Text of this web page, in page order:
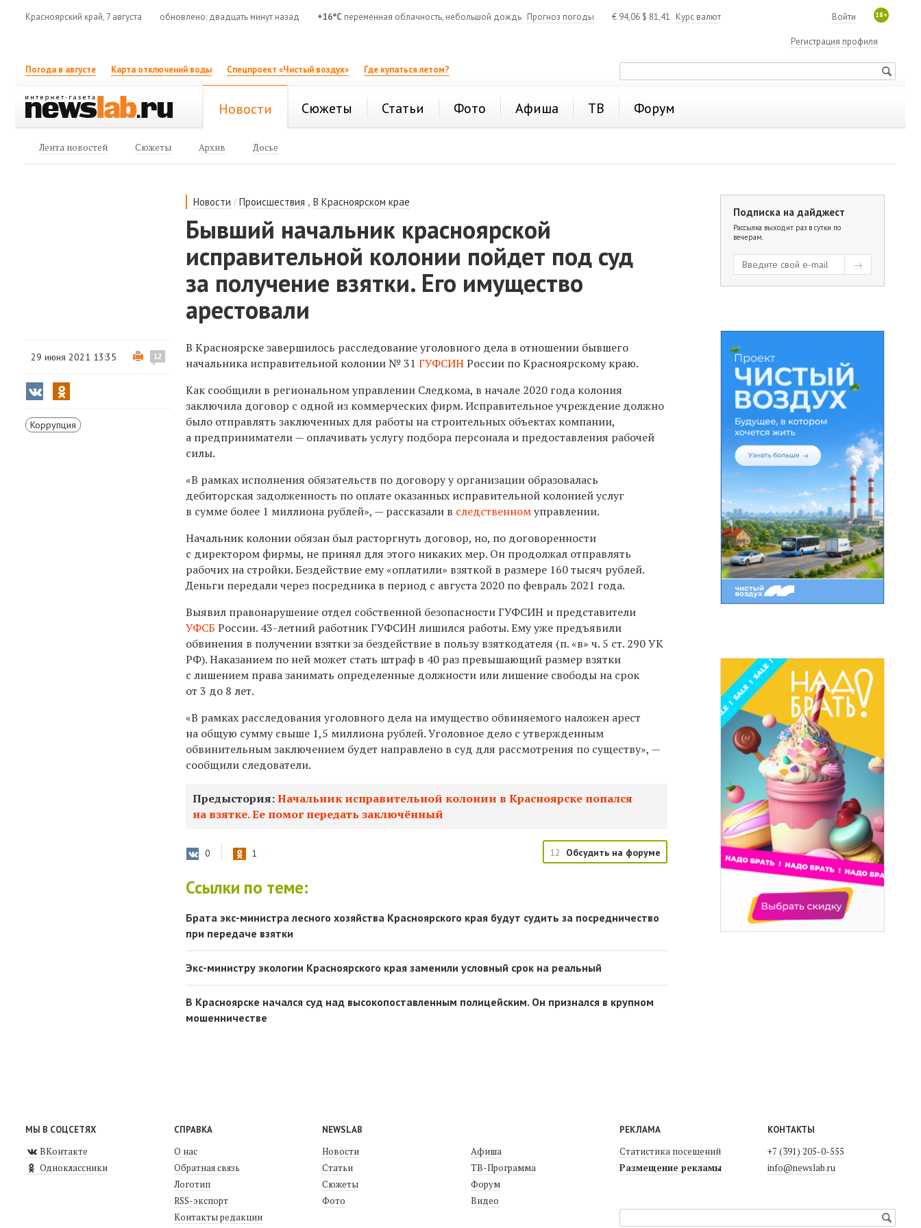
Красноярский край, 7 августа обновлено: двадцать минут назад +16°C переменная облачность, небольшой дождь Прогноз погоды € 94,06 $ 81,41 Курс валют 18+
Войти
Регистрация профиля
Погода в августе Карта отключений воды Спецпроект «Чистый воздух» Где купаться летом?
Новости Сюжеты Статьи Фото Афиша ТВ Форум
Лента новостей Сюжеты Архив Досье
Новости /Происшествия ,В Красноярском крае
Бывший начальник красноярской
исправительной колонии пойдет под суд
за получение взятки. Его имущество
арестовали
29 июня 2021 13:35 12
Коррупция
В Красноярске завершилось расследование уголовного дела в отношении бывшего
начальника исправительной колонии № 31ГУФСИНРоссии по Красноярскому краю.
Как сообщили в региональном управлении Следкома, в начале 2020 года колония
заключила договор с одной из коммерческих фирм. Исправительное учреждение должно
было отправлять заключенных для работы на строительных объектах компании,
а предприниматели — оплачивать услугу подбора персонала и предоставления рабочей
силы.
«В рамках исполнения обязательств по договору у организации образовалась
дебиторская задолженность по оплате оказанных исправительной колонией услуг
в сумме более 1 миллиона рублей», — рассказали в следственномуправлении.
Начальник колонии обязан был расторгнуть договор, но, по договоренности
с директором фирмы, не принял для этого никаких мер. Он продолжал отправлять
рабочих на стройки. Бездействие ему «оплатили» взяткой в размере 160 тысяч рублей.
Деньги передали через посредника в период с августа 2020 по февраль 2021 года.
Выявил правонарушение отдел собственной безопасности ГУФСИН и представители
УФСБРоссии. 43-летний работник ГУФСИН лишился работы. Ему уже предъявили
обвинения в получении взятки за бездействие в пользу взяткодателя (п. «в» ч. 5 ст. 290 УК
РФ). Наказанием по ней может стать штраф в 40 раз превышающий размер взятки
с лишением права занимать определенные должности или лишение свободы на срок
от 3 до 8 лет.
«В рамках расследования уголовного дела на имущество обвиняемого наложен арест
на общую сумму свыше 1,5 миллиона рублей. Уголовное дело с утвержденным
обвинительным заключением будет направлено в суд для рассмотрения по существу», —
сообщили следователи.
Предыстория:Начальник исправительной колонии в Красноярске попался
на взятке. Ее помог передать заключённый
0 1 12 Обсудить на форуме
Ссылки по теме:
Брата экс-министра лесного хозяйства Красноярского края будут судить за посредничество
при передаче взятки
Экс-министру экологии Красноярского края заменили условный срок на реальный
В Красноярске начался суд над высокопоставленным полицейским. Он признался в крупном
мошенничестве
Подписка на дайджест
Рассылка выходит раз в сутки по
вечерам.
МЫ В СОЦСЕТЯХ
ВКонтакте
Одноклассники
СПРАВКА
О нас
Обратная связь
Логотип
RSS-экспорт
Контакты редакции
NEWSLAB
Новости
Статьи
Сюжеты
Фото
Афиша
ТВ-Программа
Форум
Видео
РЕКЛАМА
Статистика посещений
Размещение рекламы
КОНТАКТЫ
+7 (391) 205-0-555
info@newslab.ru